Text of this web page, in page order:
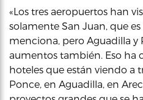
«Los tres aeropuertos han
solamente San Juan, que
menciona, pero Aguadilla y
aumentos también. Eso ha
hoteles que están viendo a
Ponce, en Aguadilla, en